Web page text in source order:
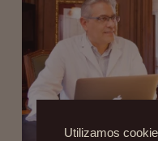
Utilizamos